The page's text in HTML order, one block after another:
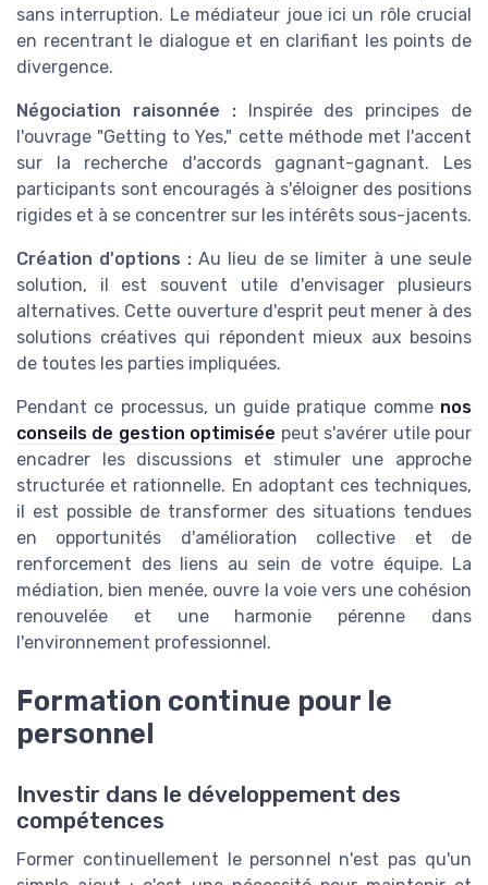
sans interruption. Le médiateur joue ici un rôle crucial
en recentrant le dialogue et en clarifiant les points de
divergence.
Négociation raisonnée :Inspirée des principes de
l'ouvrage "Getting to Yes," cette méthode met l'accent
sur la recherche d'accords gagnant-gagnant. Les
participants sont encouragés à s'éloigner des positions
rigides et à se concentrer sur les intérêts sous-jacents.
Création d'options :Au lieu de se limiter à une seule
solution, il est souvent utile d'envisager plusieurs
alternatives. Cette ouverture d'esprit peut mener à des
solutions créatives qui répondent mieux aux besoins
de toutes les parties impliquées.
Pendant ce processus, un guide pratique comme nos
conseils de gestion optimisée peut s'avérer utile pour
encadrer les discussions et stimuler une approche
structurée et rationnelle. En adoptant ces techniques,
il est possible de transformer des situations tendues
en opportunités d'amélioration collective et de
renforcement des liens au sein de votre équipe. La
médiation, bien menée, ouvre la voie vers une cohésion
renouvelée et une harmonie pérenne dans
l'environnement professionnel.
Formation continue pour le
personnel
Investir dans le développement des
compétences
Former continuellement le personnel n'est pas qu'un